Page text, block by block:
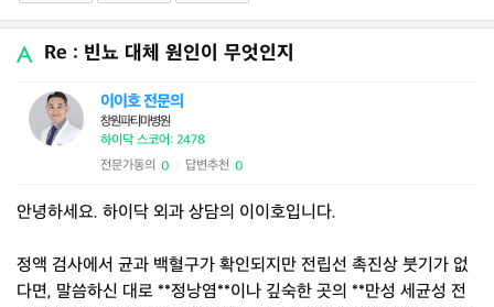
Re : 빈뇨 대체 원인이 무엇인지
이이호 전문의
창원파티마병원
하이닥 스코어: 2478
전문가동의 0 답변추천 0
안녕하세요. 하이닥 외과 상담의 이이호입니다.
정액 검사에서 균과 백혈구가 확인되지만 전립선 촉진상 붓기가 없
다면, 말씀하신 대로 **정낭염**이나 깊숙한 곳의 **만성 세균성 전